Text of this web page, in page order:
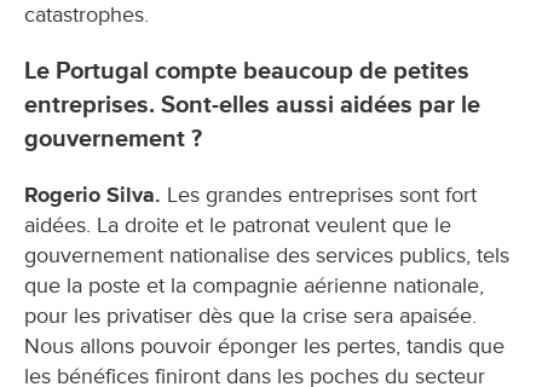
catastrophes.
Le Portugal compte beaucoup de petites
entreprises. Sont-elles aussi aidées par le
gouvernement ?
Rogerio Silva. Les grandes entreprises sont fort
aidées. La droite et le patronat veulent que le
gouvernement nationalise des services publics, tels
que la poste et la compagnie aérienne nationale,
pour les privatiser dès que la crise sera apaisée.
Nous allons pouvoir éponger les pertes, tandis que
les bénéfices finiront dans les poches du secteur